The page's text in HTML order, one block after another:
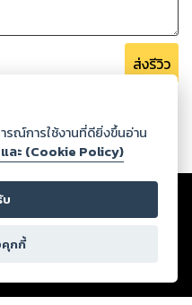
ส่งรีวิว
ตอรี่ล็อกขอสงวนสิทธิ์ไม่รับผิดชอบ
และปรากฏว่าละเมิดสิทธิใน
ฎหมายและศีลธรรม ดังนั้น ผู้อ่าน
วยตนเอง และหากท่านพบว่าส่วน
แจ้งมายังบริษัท เพื่อทีมงานจะได้
วนลิขสิทธิ์ตามพระราชบัญญัติ
รณ์การใช้งานที่ดียิ่งขึ้นอ่าน
ละ (Cookie Policy)
กกี้